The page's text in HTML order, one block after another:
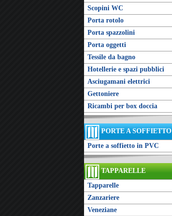
Scopini WC
Porta rotolo
Porta spazzolini
Porta oggetti
Tessile da bagno
Hotellerie e spazi pubblici
Asciugamani elettrici
Gettoniere
Ricambi per box doccia
PORTE A SOFFIETTO
Porte a soffietto in PVC
TAPPARELLE
Tapparelle
Zanzariere
Veneziane